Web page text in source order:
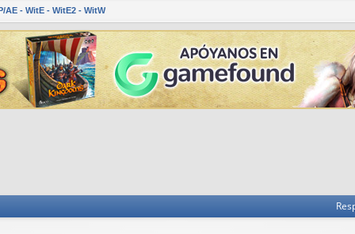
AE - WitE - WitE2 - WitW